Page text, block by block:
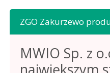
ZGO Zakurzewo
MWIO Sp. z
największym